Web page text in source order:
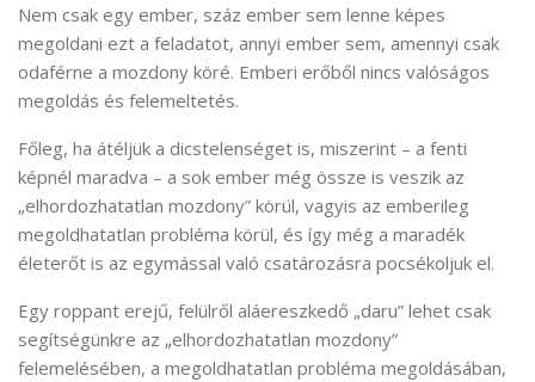
Nem csak egy ember, száz ember sem lenne képes
megoldani ezt a feladatot, annyi ember sem, amennyi csak
odaférne a mozdony köré. Emberi erőből nincs valóságos
megoldás és felemeltetés.
Főleg, ha átéljük a dicstelenséget is, miszerint – a fenti
képnél maradva – a sok ember még össze is veszik az
„elhordozhatatlan mozdony” körül, vagyis az emberileg
megoldhatatlan probléma körül, és így még a maradék
életerőt is az egymással való csatározásra pocsékoljuk el.
Egy roppant erejű, felülről aláereszkedő „daru” lehet csak
segítségünkre az „elhordozhatatlan mozdony”
felemelésében, a megoldhatatlan probléma megoldásában,